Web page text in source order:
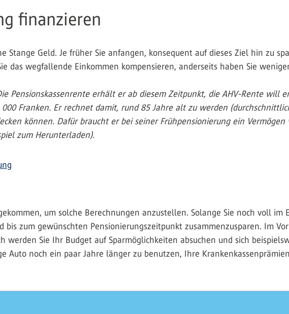
finanzieren
Stange Geld. Je früher Sie anfangen, konsequent auf dieses Ziel hin zu
das wegfallende Einkommen kompensieren, anderseits haben Sie
Pensionskassenrente erhält er ab diesem Zeitpunkt, die AHV-Rente will
Franken. Er rechnet damit, rund 85 Jahre alt zu werden
können. Dafür braucht er bei seiner Frühpensionierung ein
zum Herunterladen).
um solche Berechnungen anzustellen. Solange Sie noch voll im
zum gewünschten Pensionierungszeitpunkt zusammenzusparen. Im
werden Sie Ihr Budget auf Sparmöglichkeiten absuchen und sich
Auto noch ein paar Jahre länger zu benutzen, Ihre